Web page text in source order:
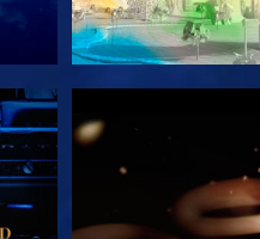
UTFORSKA SERIEN